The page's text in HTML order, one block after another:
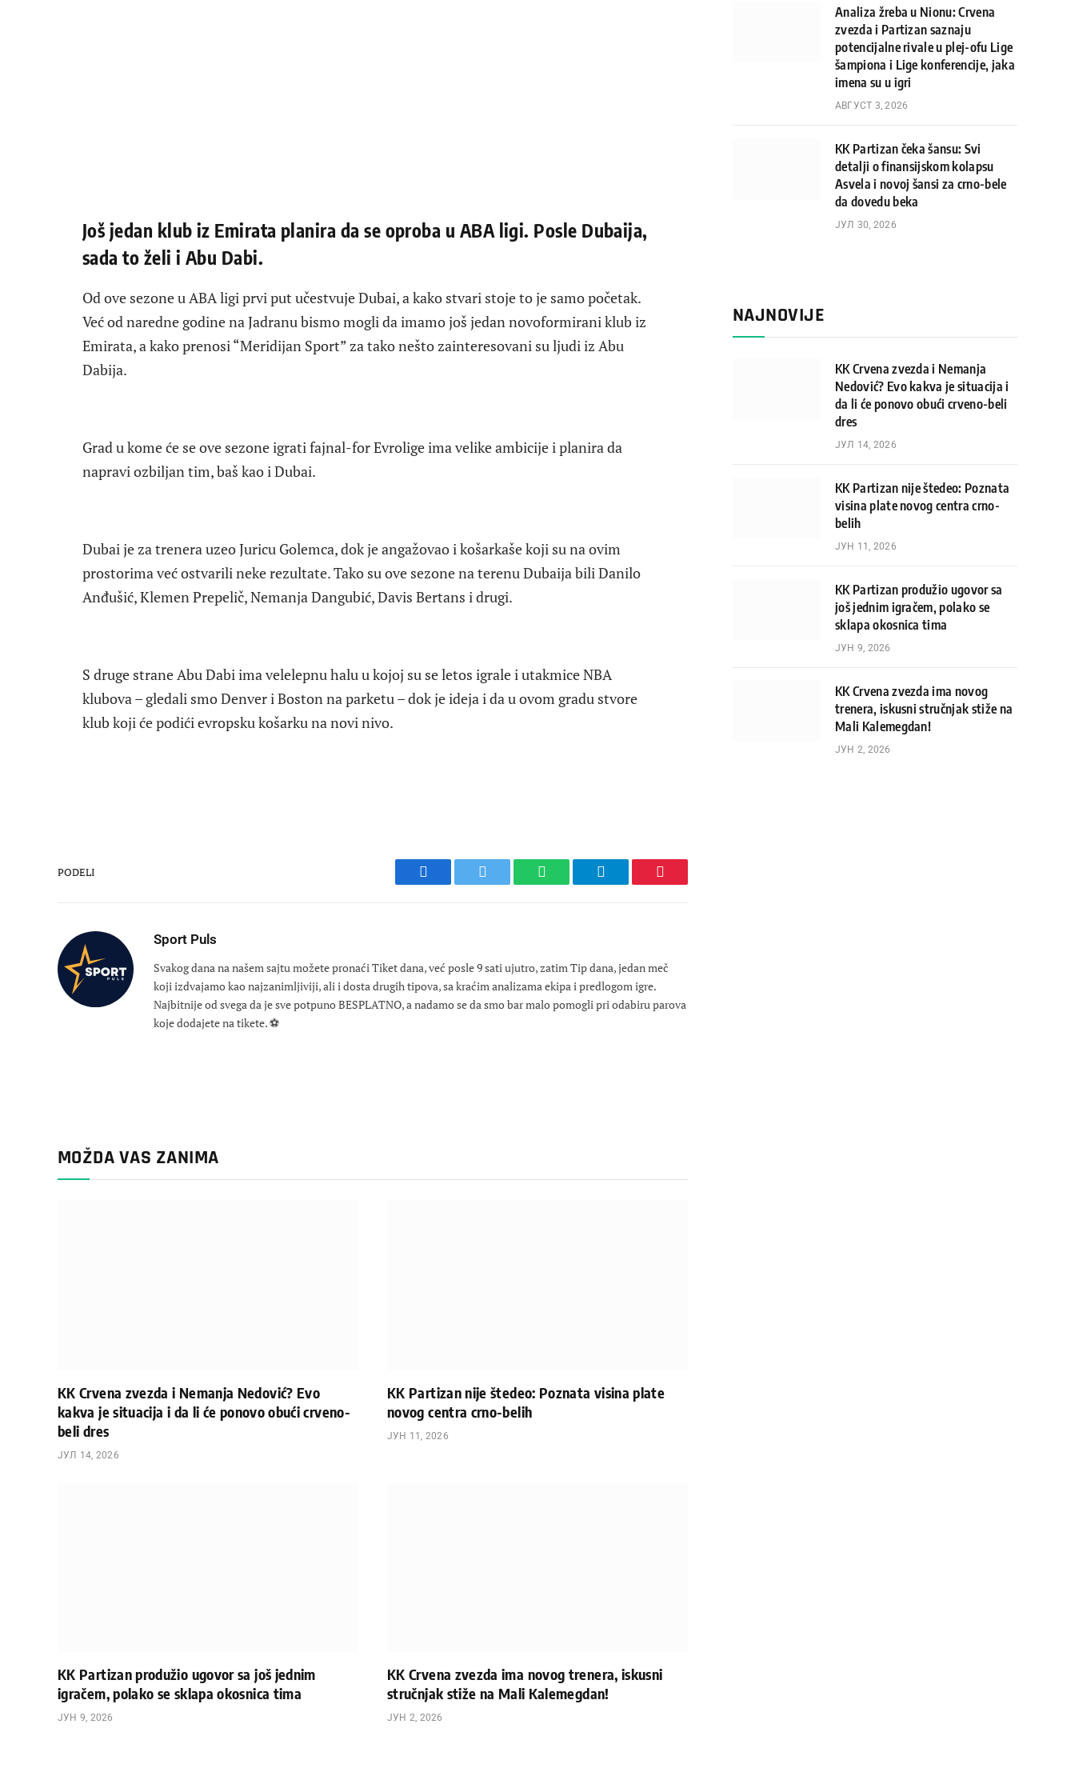
Još jedan klub iz Emirata planira da se oproba u ABA ligi. Posle Dubaija,
sada to želi i Abu Dabi.
Od ove sezone u ABA ligi prvi put učestvuje Dubai, a kako stvari stoje to je samo početak.
Već od naredne godine na Jadranu bismo mogli da imamo još jedan novoformirani klub iz
Emirata, a kako prenosi “Meridijan Sport” za tako nešto zainteresovani su ljudi iz Abu
Dabija.
Grad u kome će se ove sezone igrati fajnal-for Evrolige ima velike ambicije i planira da
napravi ozbiljan tim, baš kao i Dubai.
Dubai je za trenera uzeo Juricu Golemca, dok je angažovao i košarkaše koji su na ovim
prostorima već ostvarili neke rezultate. Tako su ove sezone na terenu Dubaija bili Danilo
Anđušić, Klemen Prepelič, Nemanja Dangubić, Davis Bertans i drugi.
S druge strane Abu Dabi ima velelepnu halu u kojoj su se letos igrale i utakmice NBA
klubova – gledali smo Denver i Boston na parketu – dok je ideja i da u ovom gradu stvore
klub koji će podići evropsku košarku na novi nivo.
PODELI
Facebook Twitter WhatsAppTelegram Pinterest
Sport Puls
Svakog dana na našem sajtu možete pronaći Tiket dana, već posle 9 sati ujutro, zatim Tip dana, jedan meč
koji izdvajamo kao najzanimljiviji, ali i dosta drugih tipova, sa kraćim analizama ekipa i predlogom igre.
Najbitnije od svega da je sve potpuno BESPLATNO, a nadamo se da smo bar malo pomogli pri odabiru parova
koje dodajete na tikete. ⚽
MOŽDA VAS ZANIMA
KK Crvena zvezda i Nemanja Nedović? Evo
kakva je situacija i da li će ponovo obući crveno-
beli dres
ЈУЛ 14, 2026
KK Partizan nije štedeo: Poznata visina plate
novog centra crno-belih
ЈУН 11, 2026
KK Partizan produžio ugovor sa još jednim
igračem, polako se sklapa okosnica tima
ЈУН 9, 2026
KK Crvena zvezda ima novog trenera, iskusni
stručnjak stiže na Mali Kalemegdan!
ЈУН 2, 2026
Analiza žreba u Nionu: Crvena
zvezda i Partizan saznaju
potencijalne rivale u plej-ofu Lige
šampiona i Lige konferencije, jaka
imena su u igri
АВГУСТ 3, 2026
KK Partizan čeka šansu: Svi
detalji o finansijskom kolapsu
Asvela i novoj šansi za crno-bele
da dovedu beka
ЈУЛ 30, 2026
NAJNOVIJE
KK Crvena zvezda i Nemanja
Nedović? Evo kakva je situacija i
da li će ponovo obući crveno-beli
dres
ЈУЛ 14, 2026
KK Partizan nije štedeo: Poznata
visina plate novog centra crno-
belih
ЈУН 11, 2026
KK Partizan produžio ugovor sa
još jednim igračem, polako se
sklapa okosnica tima
ЈУН 9, 2026
KK Crvena zvezda ima novog
trenera, iskusni stručnjak stiže na
Mali Kalemegdan!
ЈУН 2, 2026